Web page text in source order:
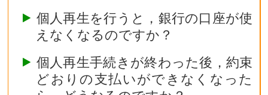
個人再生を行うと，銀行の口座が使
えなくなるのですか？
個人再生手続きが終わった後，約束
どおりの支払いができなくなった